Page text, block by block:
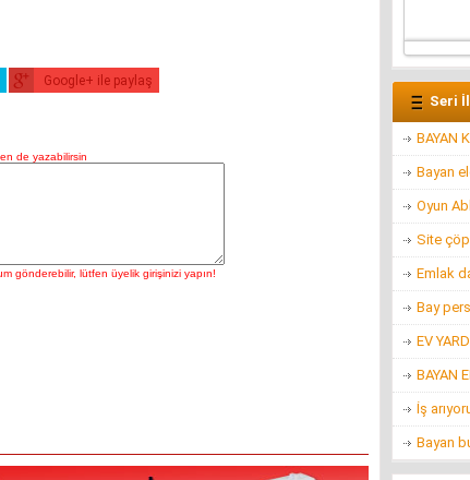
Google+ ile paylaş
Seri
BAYAN
Bayan
Oyun
Site
Emlak
Bay
EV
BAYAN
İş
Bayan